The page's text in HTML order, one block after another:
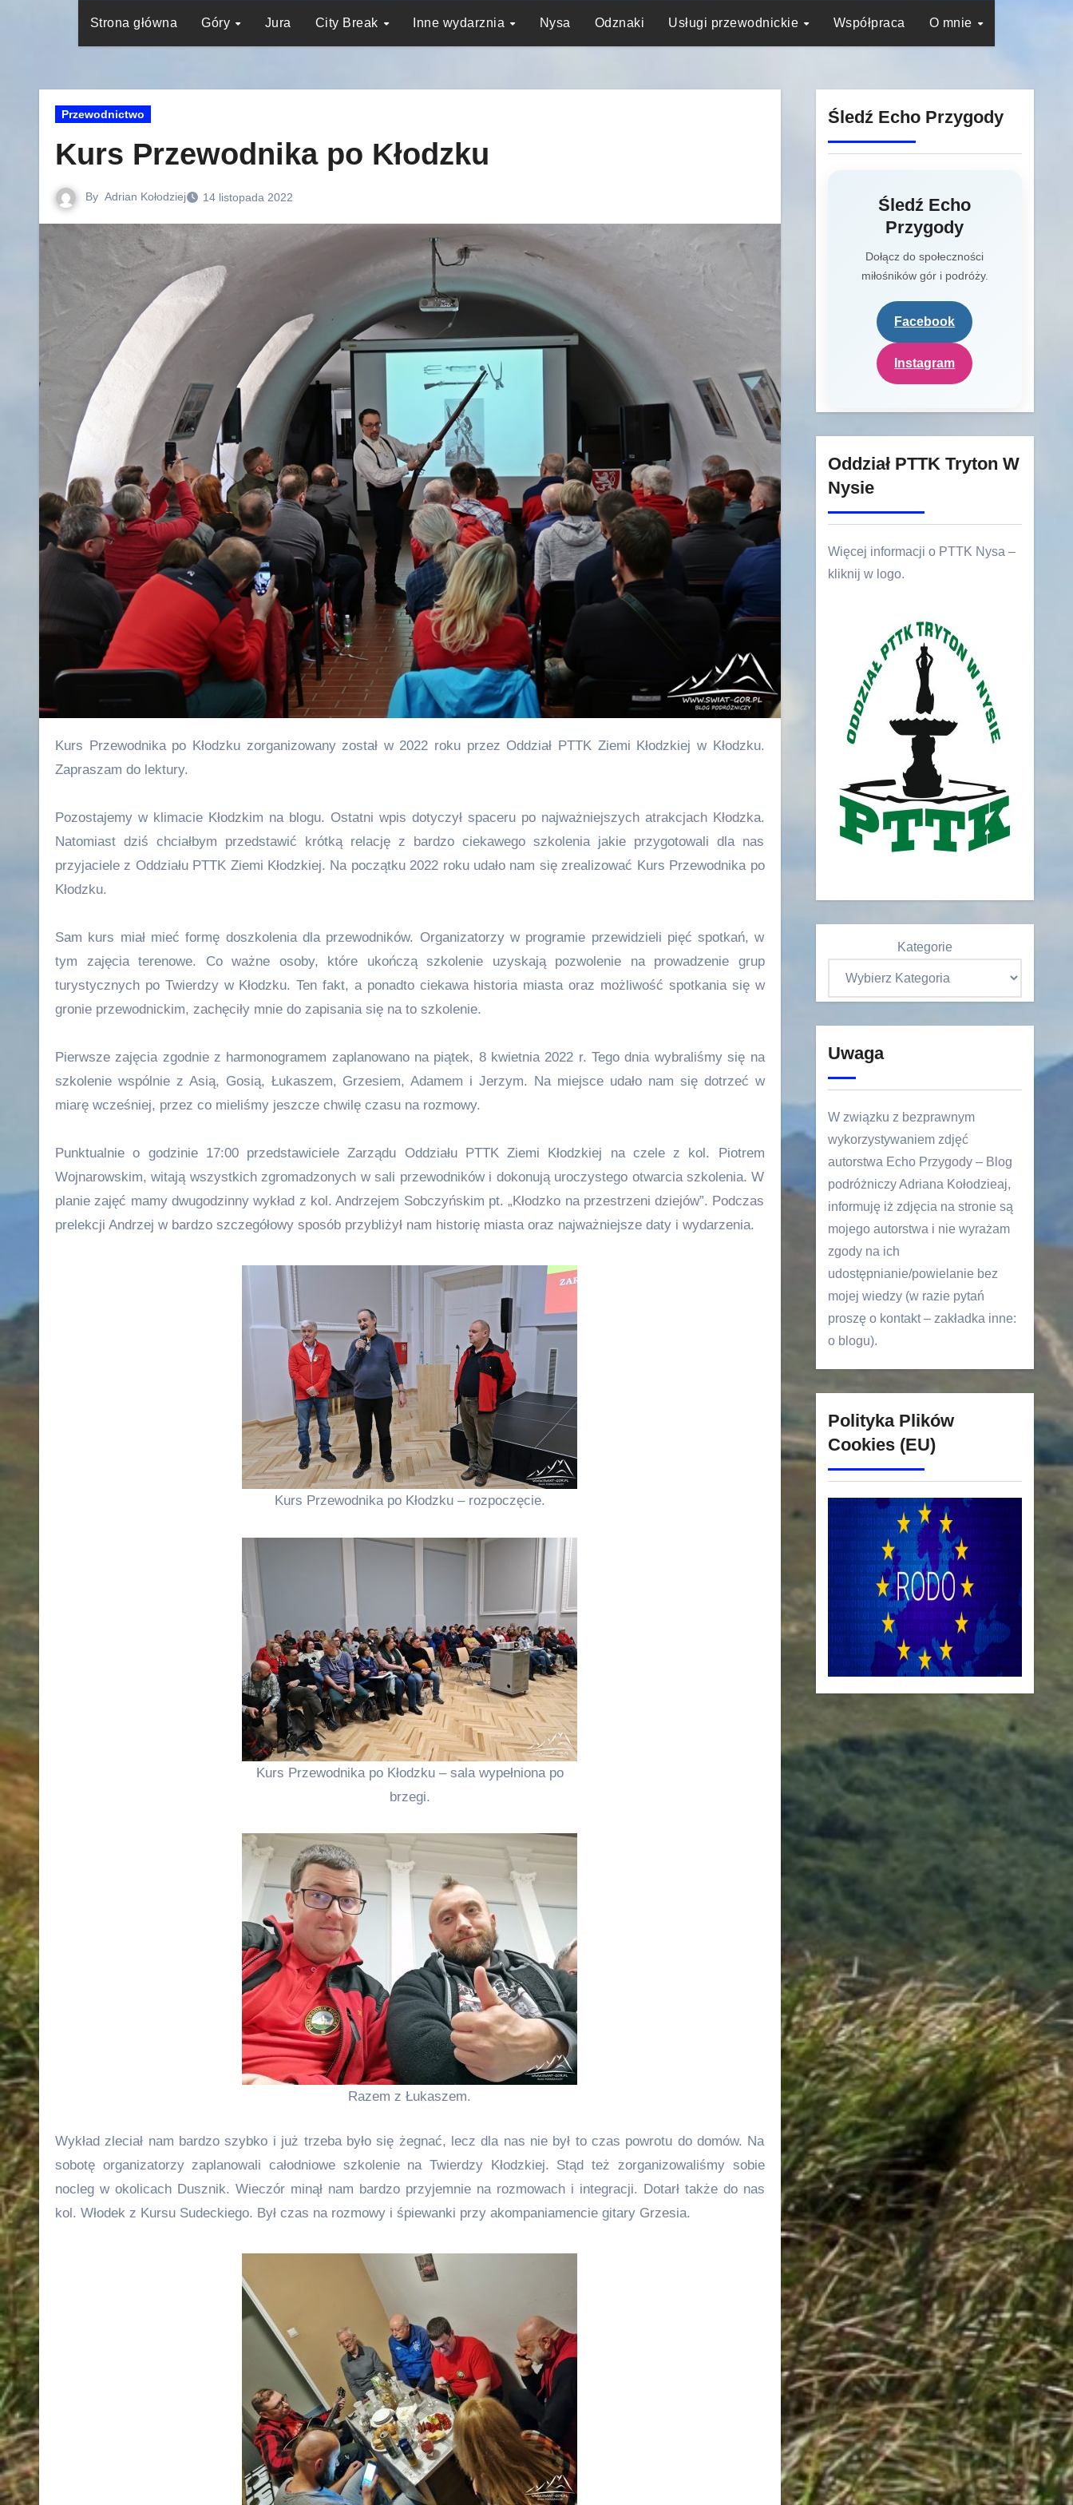
Strona główna Góry Jura City Break Inne wydarznia Nysa Odznaki Usługi przewodnickie Współpraca O mnie
Przewodnictwo
Kurs Przewodnika po Kłodzku
By Adrian Kołodziej 14 listopada 2022
Kurs Przewodnika po Kłodzku zorganizowany został w 2022 roku przez Oddział PTTK Ziemi Kłodzkiej w Kłodzku.
Zapraszam do lektury.
Pozostajemy w klimacie Kłodzkim na blogu. Ostatni wpis dotyczył spaceru po najważniejszych atrakcjach Kłodzka.
Natomiast dziś chciałbym przedstawić krótką relację z bardzo ciekawego szkolenia jakie przygotowali dla nas
przyjaciele z Oddziału PTTK Ziemi Kłodzkiej. Na początku 2022 roku udało nam się zrealizować Kurs Przewodnika po
Kłodzku.
Sam kurs miał mieć formę doszkolenia dla przewodników. Organizatorzy w programie przewidzieli pięć spotkań, w
tym zajęcia terenowe. Co ważne osoby, które ukończą szkolenie uzyskają pozwolenie na prowadzenie grup
turystycznych po Twierdzy w Kłodzku. Ten fakt, a ponadto ciekawa historia miasta oraz możliwość spotkania się w
gronie przewodnickim, zachęciły mnie do zapisania się na to szkolenie.
Pierwsze zajęcia zgodnie z harmonogramem zaplanowano na piątek, 8 kwietnia 2022 r. Tego dnia wybraliśmy się na
szkolenie wspólnie z Asią, Gosią, Łukaszem, Grzesiem, Adamem i Jerzym. Na miejsce udało nam się dotrzeć w
miarę wcześniej, przez co mieliśmy jeszcze chwilę czasu na rozmowy.
Punktualnie o godzinie 17:00 przedstawiciele Zarządu Oddziału PTTK Ziemi Kłodzkiej na czele z kol. Piotrem
Wojnarowskim, witają wszystkich zgromadzonych w sali przewodników i dokonują uroczystego otwarcia szkolenia. W
planie zajęć mamy dwugodzinny wykład z kol. Andrzejem Sobczyńskim pt. „Kłodzko na przestrzeni dziejów”. Podczas
prelekcji Andrzej w bardzo szczegółowy sposób przybliżył nam historię miasta oraz najważniejsze daty i wydarzenia.
Kurs Przewodnika po Kłodzku – rozpoczęcie.
Kurs Przewodnika po Kłodzku – sala wypełniona po
brzegi.
Razem z Łukaszem.
Wykład zleciał nam bardzo szybko i już trzeba było się żegnać, lecz dla nas nie był to czas powrotu do domów. Na
sobotę organizatorzy zaplanowali całodniowe szkolenie na Twierdzy Kłodzkiej. Stąd też zorganizowaliśmy sobie
nocleg w okolicach Dusznik. Wieczór minął nam bardzo przyjemnie na rozmowach i integracji. Dotarł także do nas
kol. Włodek z Kursu Sudeckiego. Był czas na rozmowy i śpiewanki przy akompaniamencie gitary Grzesia.
Śledź Echo Przygody
Śledź Echo
Przygody
Dołącz do społeczności
miłośników gór i podróży.
Facebook
Instagram
Oddział PTTK Tryton W
Nysie
Więcej informacji o PTTK Nysa –
kliknij w logo.
Kategorie
Uwaga
W związku z bezprawnym
wykorzystywaniem zdjęć
autorstwa Echo Przygody – Blog
podróżniczy Adriana Kołodzieaj,
informuję iż zdjęcia na stronie są
mojego autorstwa i nie wyrażam
zgody na ich
udostępnianie/powielanie bez
mojej wiedzy (w razie pytań
proszę o kontakt – zakładka inne:
o blogu).
Polityka Plików
Cookies (EU)